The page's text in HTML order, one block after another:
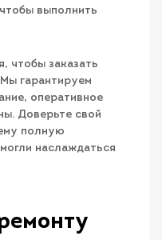
выполнить
чтобы заказать
гарантируем
оперативное
Доверьте свой
полную
наслаждаться